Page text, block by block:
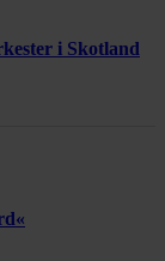
i Skotland